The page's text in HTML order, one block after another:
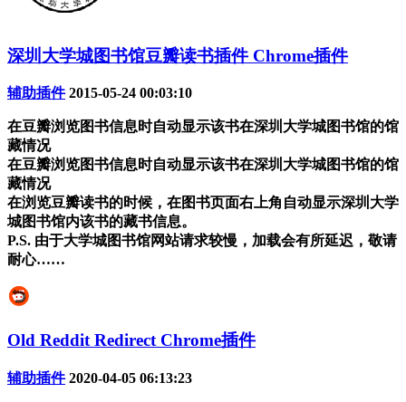
深圳大学城图书馆豆瓣读书插件 Chrome插件
辅助插件 2015-05-24 00:03:10
在豆瓣浏览图书信息时自动显示该书在深圳大学城图书馆的馆
藏情况
在豆瓣浏览图书信息时自动显示该书在深圳大学城图书馆的馆
藏情况
在浏览豆瓣读书的时候，在图书页面右上角自动显示深圳大学
城图书馆内该书的藏书信息。
P.S. 由于大学城图书馆网站请求较慢，加载会有所延迟，敬请
耐心……
Old Reddit Redirect Chrome插件
辅助插件 2020-04-05 06:13:23